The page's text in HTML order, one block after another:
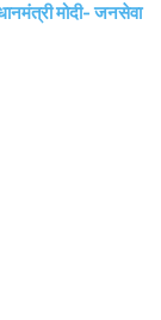
मोदी- जनसेवा